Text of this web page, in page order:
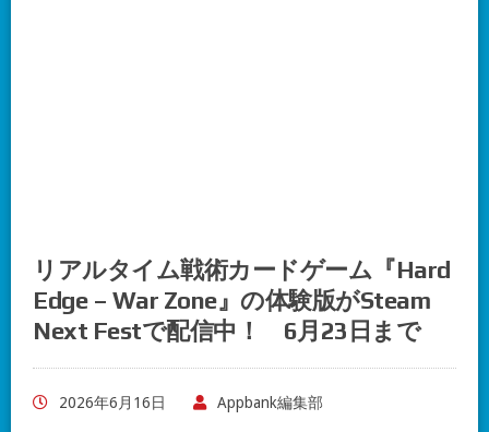
リアルタイム戦術カードゲーム『Hard
Edge – War Zone』の体験版がSteam
Next Festで配信中！ 6月23日まで
2026年6月16日 Appbank編集部